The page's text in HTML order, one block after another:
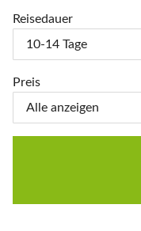
Reisedauer
Preis